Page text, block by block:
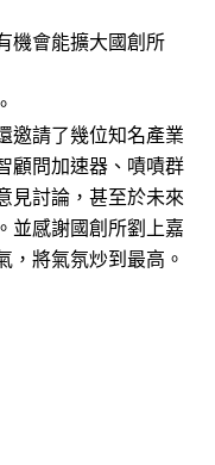
機會能擴大國創所
邀請了幾位知名產業
顧問加速器、嘖嘖群
見討論，甚至於未來
並感謝國創所劉上嘉
，將氣氛炒到最高。